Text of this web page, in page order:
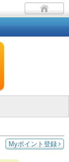
Myポイント登録